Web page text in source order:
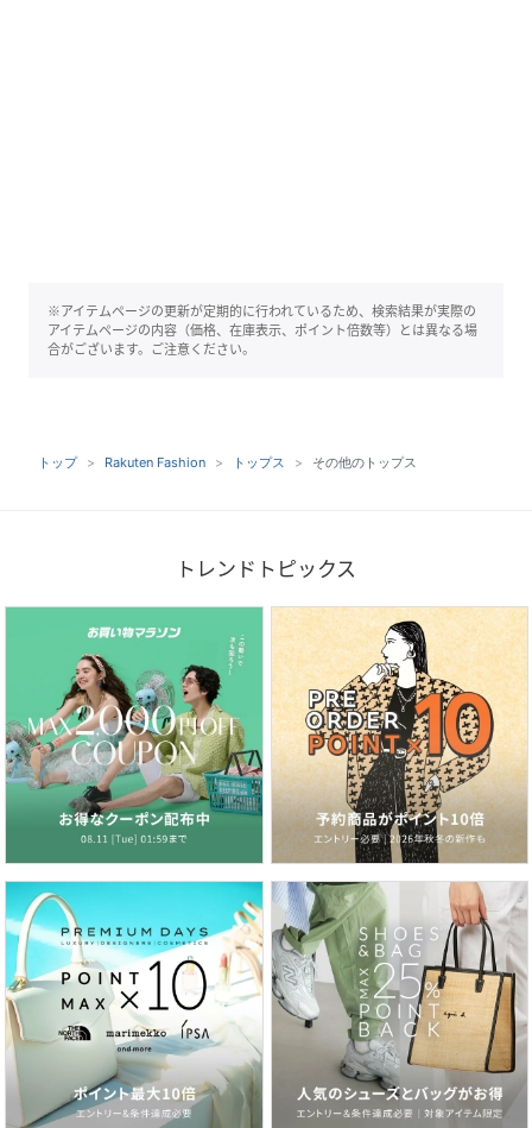
※アイテムページの更新が定期的に行われているため、検索結果が実際の
アイテムページの内容（価格、在庫表示、ポイント倍数等）とは異なる場
合がございます。ご注意ください。
トップ Rakuten Fashion トップス その他のトップス
トレンドトピックス